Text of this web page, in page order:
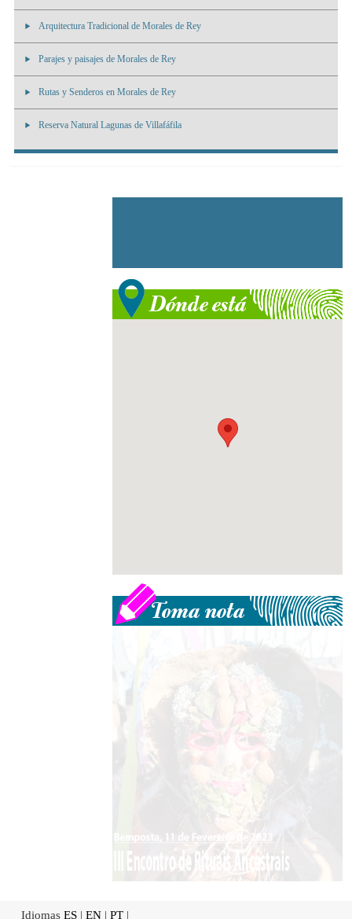
Arquitectura Tradicional de Morales de Rey
Parajes y paisajes de Morales de Rey
Rutas y Senderos en Morales de Rey
Reserva Natural Lagunas de Villafáfila
Idiomas ES | EN | PT |